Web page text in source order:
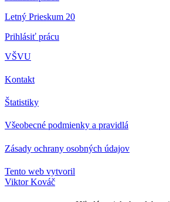
Letný Prieskum 20
Prihlásiť prácu
VŠVU
Kontakt
Štatistiky
Všeobecné podmienky a pravidlá
Zásady ochrany osobných údajov
Tento web vytvoril
Viktor Kováč